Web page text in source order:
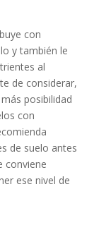
con
y también le
al
de considerar,
posibilidad
con
de suelo antes
conviene
ese nivel de